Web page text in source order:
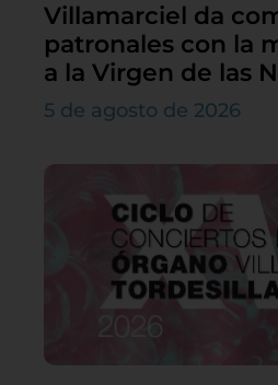
Villamarciel da
patronales con la
a la Virgen de las
5 de agosto de 2026